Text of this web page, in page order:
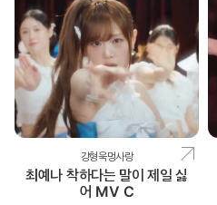
강형욱멍사랑
최예나 착하다는 말이 제일 싫
어 MV C